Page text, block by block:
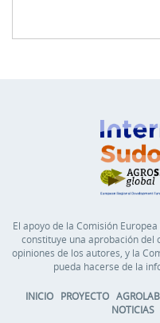
El apoyo de la Comisión
constituye una aprobación del
opiniones de los autores, y la
pueda hacerse de la
INICIO PROYECTO AGROLAB
NOTICIAS